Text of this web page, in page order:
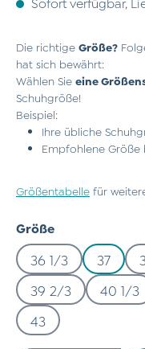
Die richtige Größe?
hat sich bewährt:
Wählen Sie eine
Schuhgröße!
Beispiel:
Ihre übliche
Empfohlene
Größentabelle für
Größeauswählen
36 1/3 37
39 2/3
40 1/3
43